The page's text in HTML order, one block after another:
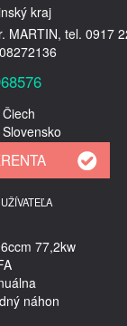
kraj
MARTIN, tel. 0917
77,2kw
náhon